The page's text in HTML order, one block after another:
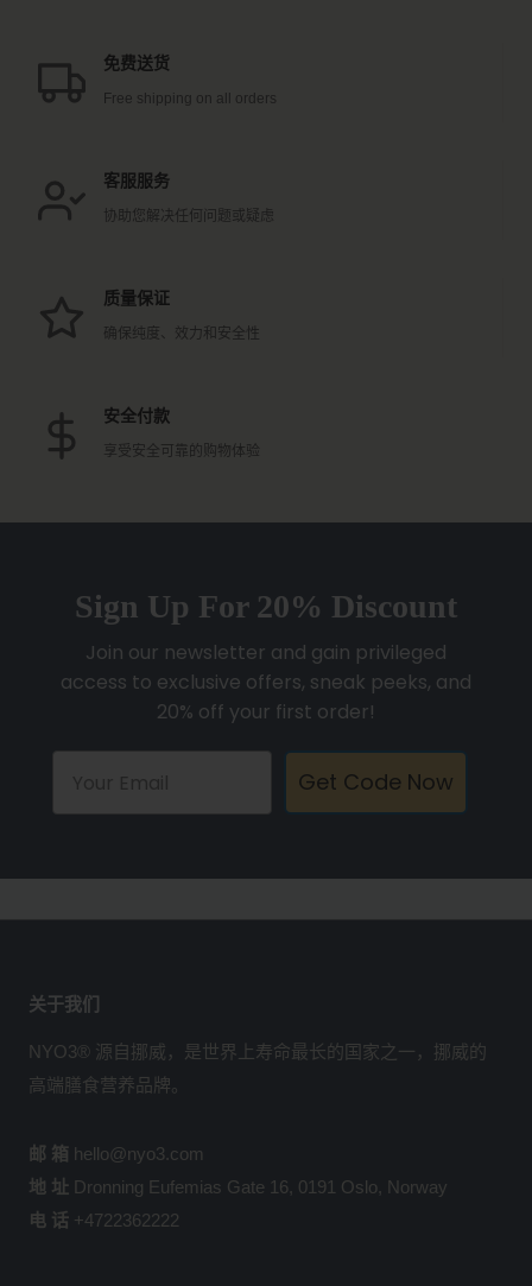
免费送货
Free shipping on all orders
客服服务
协助您解决任何问题或疑虑
质量保证
确保纯度、效力和安全性
安全付款
享受安全可靠的购物体验
Sign Up For 20% Discount
Join our newsletter and gain privileged
access to exclusive offers, sneak peeks, and
20% off your first order!
Get Code Now
关于我们
NYO3® 源自挪威，是世界上寿命最长的国家之一，挪威的
高端膳食营养品牌。
邮 箱 hello@nyo3.com
地 址 Dronning Eufemias Gate 16, 0191 Oslo, Norway
电 话 +4722362222